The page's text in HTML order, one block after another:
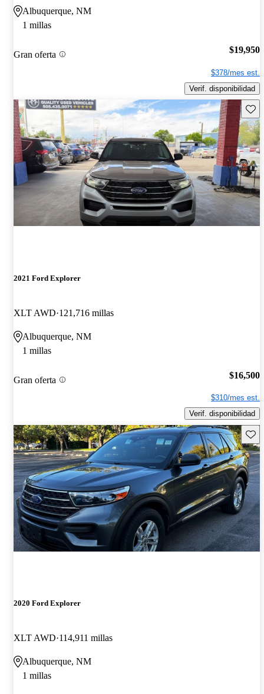
Albuquerque, NM
1 millas
Gran oferta $19,950
$378/mes est.
Verif. disponibilidad
2021 Ford Explorer
XLT AWD 121,716 millas
Albuquerque, NM
1 millas
Gran oferta $16,500
$310/mes est.
Verif. disponibilidad
2020 Ford Explorer
XLT AWD 114,911 millas
Albuquerque, NM
1 millas